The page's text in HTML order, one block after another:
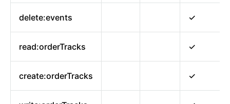
delete:events ✓
read:orderTracks ✓
create:orderTracks ✓